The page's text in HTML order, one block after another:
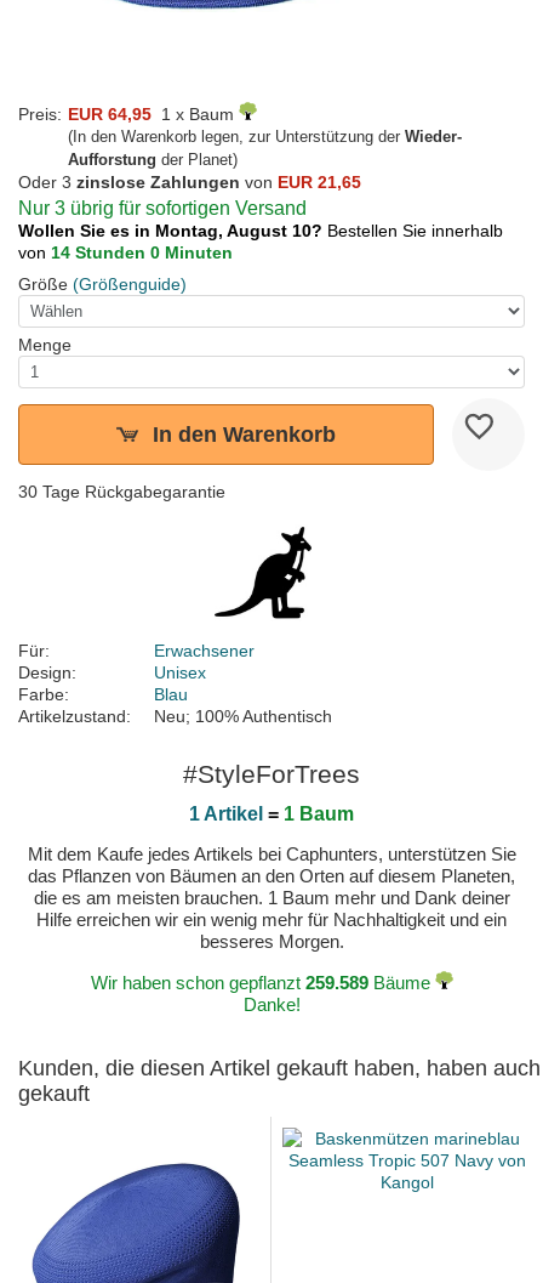
Preis: EUR 64,95 1 x Baum
(In den Warenkorb legen, zur Unterstützung der Wieder-
Aufforstung der Planet)
Oder 3 zinslose Zahlungen von EUR 21,65
Nur 3 übrig für sofortigen Versand
Wollen Sie es in Montag, August 10? Bestellen Sie innerhalb
von 14 Stunden 0 Minuten
Größe (Größenguide)
Menge
In den Warenkorb
30 Tage Rückgabegarantie
Für:
Erwachsener
Design:
Unisex
Farbe:
Blau
Artikelzustand:
Neu; 100% Authentisch
#StyleForTrees
1 Artikel = 1 Baum
Mit dem Kaufe jedes Artikels bei Caphunters, unterstützen Sie
das Pflanzen von Bäumen an den Orten auf diesem Planeten,
die es am meisten brauchen. 1 Baum mehr und Dank deiner
Hilfe erreichen wir ein wenig mehr für Nachhaltigkeit und ein
besseres Morgen.
Wir haben schon gepflanzt 259.589Bäume
Danke!
Kunden, die diesen Artikel gekauft haben, haben auch
gekauft